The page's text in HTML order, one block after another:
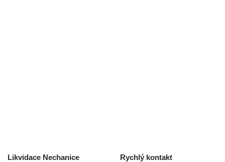
Likvidace Nechanice Rychlý kontakt